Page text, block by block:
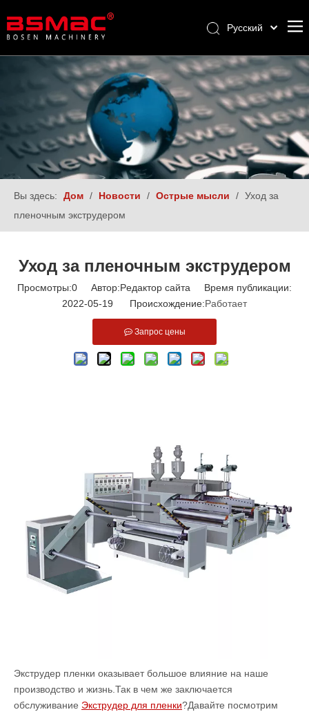
Pусский
العربية
Français
Español
Türk dili
Вы здесь: Дом / Новости / Острые мысли / Уход за
пленочным экструдером
Уход за пленочным экструдером
Просмотры:0 Автор:Pедактор сайта Время публикации:
2022-05-19 Происхождение:Работает
Запрос цены
Экструдер пленки оказывает большое влияние на наше
производство и жизнь.Так в чем же заключается
обслуживание Экструдер для пленки?Давайте посмотрим